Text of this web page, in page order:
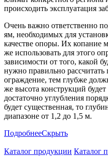
происходить эксплуатация
Очень важно ответственно
ям, необходимых для
качестве опоры. Их
же использовать для этого
зависимости от того, какой
нужно правильно
ограждение, тем глубже
же высота конструкций
достаточно углубления
будет существенная, то
диапазоне от 1,2 до 1,5 м.
ПодробнееСкрыть
Каталог продукции Каталог